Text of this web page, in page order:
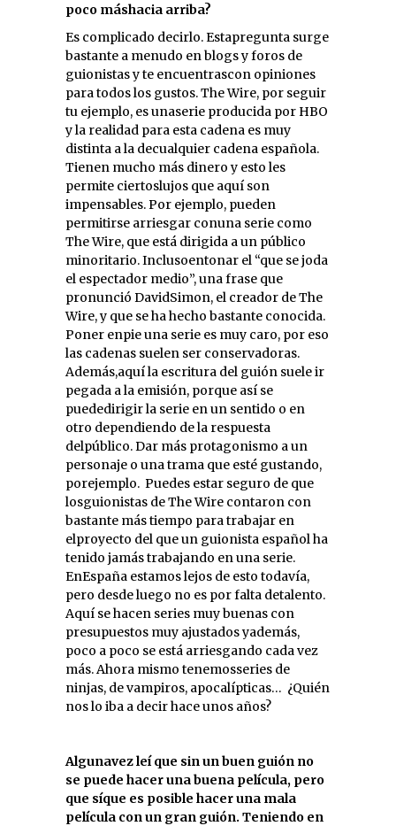
poco máshacia arriba?
Es complicado decirlo. Estapregunta surge
bastante a menudo en blogs y foros de
guionistas y te encuentrascon opiniones
para todos los gustos. The Wire, por seguir
tu ejemplo, es unaserie producida por HBO
y la realidad para esta cadena es muy
distinta a la decualquier cadena española.
Tienen mucho más dinero y esto les
permite ciertoslujos que aquí son
impensables. Por ejemplo, pueden
permitirse arriesgar conuna serie como
The Wire, que está dirigida a un público
minoritario. Inclusoentonar el “que se joda
el espectador medio”, una frase que
pronunció DavidSimon, el creador de The
Wire, y que se ha hecho bastante conocida.
Poner enpie una serie es muy caro, por eso
las cadenas suelen ser conservadoras.
Además,aquí la escritura del guión suele ir
pegada a la emisión, porque así se
puededirigir la serie en un sentido o en
otro dependiendo de la respuesta
delpúblico. Dar más protagonismo a un
personaje o una trama que esté gustando,
porejemplo. Puedes estar seguro de que
losguionistas de The Wire contaron con
bastante más tiempo para trabajar en
elproyecto del que un guionista español ha
tenido jamás trabajando en una serie.
EnEspaña estamos lejos de esto todavía,
pero desde luego no es por falta detalento.
Aquí se hacen series muy buenas con
presupuestos muy ajustados yademás,
poco a poco se está arriesgando cada vez
más. Ahora mismo tenemosseries de
ninjas, de vampiros, apocalípticas… ¿Quién
nos lo iba a decir hace unos años?
Algunavez leí que sin un buen guión no
se puede hacer una buena película, pero
que síque es posible hacer una mala
película con un gran guión. Teniendo en